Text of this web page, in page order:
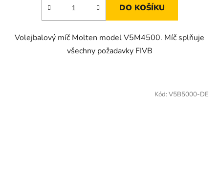
DO KOŠÍKU
Volejbalový míč Molten model V5M4500. Míč splňuje
všechny požadavky FIVB
Kód: V5B5000-DE